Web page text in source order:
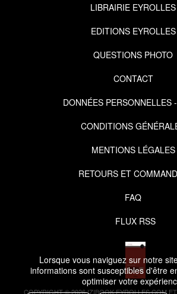
Lorsque vous naviguez sur notre
informations sont susceptibles d'être
optimiser votre
LIBRAIRIE EYROLLES
EDITIONS EYROLLES
QUESTIONS PHOTO
CONTACT
DONNÉES PERSONNELLES
CONDITIONS
MENTIONS LÉGALES
RETOURS ET
FAQ
FLUX RSS
COPYRIGHT © 2026 IZIBOOK.EYROLLES.COM